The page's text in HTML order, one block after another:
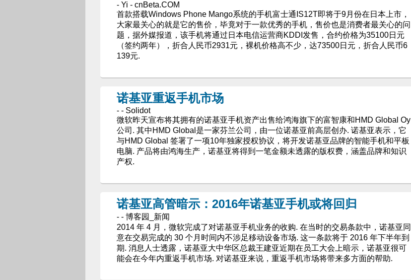
- Yi - cnBeta.COM
首款搭载Windows Phone Mango系统的手机富士通IS12T即将于9月份在日本上市，
大家最关心的就是它的售价，毕竟对于一款优秀的手机，售价也是消费者最关心的问
题，据外媒报道，该手机将通过日本电信运营商KDDI发售，合约价格为35100日元
（签约两年），折合人民币2931元，裸机价格高不少，达73500日元，折合人民币6
139元.
诺基亚重返手机市场
- - Solidot
微软昨天宣布将其拥有的诺基亚手机资产出售给鸿海旗下的富智康和HMD Global Oy
公司. 其中HMD Global是一家芬兰公司，由一位诺基亚前高层创办. 诺基亚表示，它
与HMD Global 签署了一项10年独家授权协议，将开发诺基亚品牌的智能手机和平板
电脑. 产品将由鸿海生产，诺基亚将得到一笔金额未透露的版权费，涵盖品牌和知识
产权.
诺基亚高管暗示：2016年诺基亚手机或将回归
- - 博客园_新闻
2014 年 4 月，微软完成了对诺基亚手机业务的收购. 在当时的交易条款中，诺基亚同
意在交易完成的 30 个月时间内不涉足移动设备市场. 这一条款将于 2016 年下半年到
期. 消息人士透露，诺基亚大中华区总裁王建亚近期在员工大会上暗示，诺基亚很可
能会在今年内重返手机市场. 对诺基亚来说，重返手机市场将带来多方面的帮助.